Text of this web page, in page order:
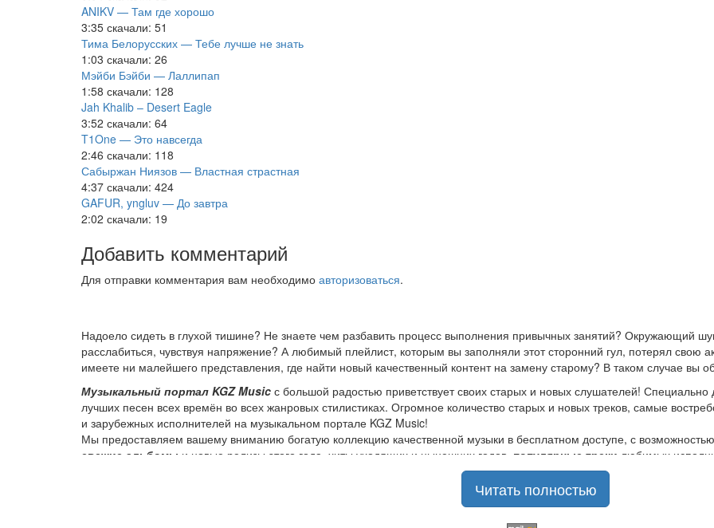
ANIKV — Там где хорошо
3:35 скачали: 51
Тима Белорусских — Тебе лучше не знать
1:03 скачали: 26
Мэйби Бэйби — Лаллипап
1:58 скачали: 128
Jah Khalib – Desert Eagle
3:52 скачали: 64
T1One — Это навсегда
2:46 скачали: 118
Сабыржан Ниязов — Властная страстная
4:37 скачали: 424
GAFUR, yngluv — До завтра
2:02 скачали: 19
Добавить комментарий
Для отправки комментария вам необходимо авторизоваться.
Надоело сидеть в глухой тишине? Не знаете чем разбавить процесс выполнения привычных занятий? Окружающий
расслабиться, чувствуя напряжение? А любимый плейлист, которым вы заполняли этот сторонний гул, потерял свою
имеете ни малейшего представления, где найти новый качественный контент на замену старому? В таком случае вы
Музыкальный портал KGZ Music с большой радостью приветствует своих старых и новых слушателей!
лучших песен всех времён во всех жанровых стилистиках. Огромное количество старых и новых треков, самые
и зарубежных исполнителей на музыкальном портале KGZ Music!
Мы предоставляем вашему вниманию богатую коллекцию качественной музыки в бесплатном доступе, с
свежие альбомы и новые релизы этого года, хиты уходящих и нынешних годов, популярные треки любимых
Регулярные обновления, постоянные новинки, большой музыкальный ассортимент на любой вкус, и все это только
самые лучшие песнив различных музыкальных
Читать полностью